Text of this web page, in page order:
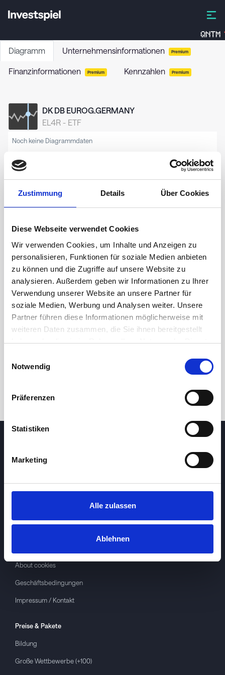
Zustimmung Details Über Cookies
Diese Webseite verwendet Cookies
Wir verwenden Cookies, um Inhalte und Anzeigen zu
personalisieren, Funktionen für soziale Medien anbieten
zu können und die Zugriffe auf unsere Website zu
analysieren. Außerdem geben wir Informationen zu Ihrer
Verwendung unserer Website an unsere Partner für
soziale Medien, Werbung und Analysen weiter. Unsere
Partner führen diese Informationen möglicherweise mit
weiteren Daten zusammen, die Sie ihnen bereitgestellt
haben oder die sie im Rahmen Ihrer Nutzung der Dienste
Notwendig
Präferenzen
Statistiken
Marketing
Alle zulassen
Ablehnen
QNTM
Diagramm Unternehmensinformationen Premium
Finanzinformationen Premium Kennzahlen Premium
DK DB EUROG.GERMANY
EL4R - ETF
Noch keine Diagrammdaten
24 Std. 1M 3M 1J 5J
About cookies
Geschäftsbedingungen
Impressum / Kontakt
Preise & Pakete
Bildung
Große Wettbewerbe (+100)